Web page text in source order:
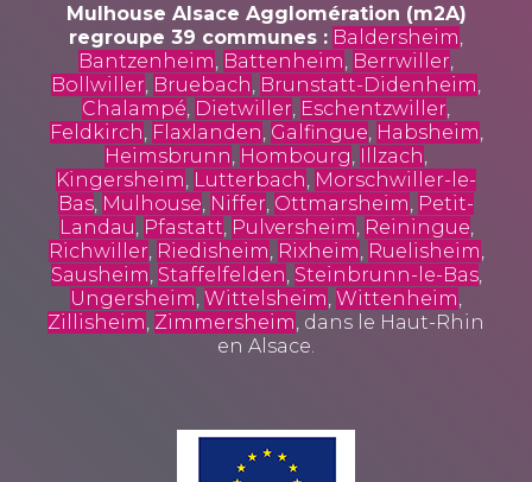
Mulhouse Alsace Agglomération (m2A)
regroupe 39 communes : Baldersheim,
Bantzenheim, Battenheim, Berrwiller,
Bollwiller, Bruebach, Brunstatt-Didenheim,
Chalampé, Dietwiller, Eschentzwiller,
Feldkirch, Flaxlanden, Galfingue, Habsheim,
Heimsbrunn, Hombourg, Illzach,
Kingersheim, Lutterbach, Morschwiller-le-
Bas, Mulhouse, Niffer, Ottmarsheim, Petit-
Landau, Pfastatt, Pulversheim, Reiningue,
Richwiller, Riedisheim, Rixheim, Ruelisheim,
Sausheim, Staffelfelden, Steinbrunn-le-Bas,
Ungersheim, Wittelsheim, Wittenheim,
Zillisheim, Zimmersheim, dans le Haut-Rhin
en Alsace.